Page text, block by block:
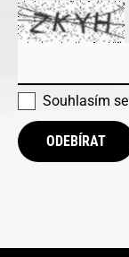
Souhlasím se
ODEBÍRAT